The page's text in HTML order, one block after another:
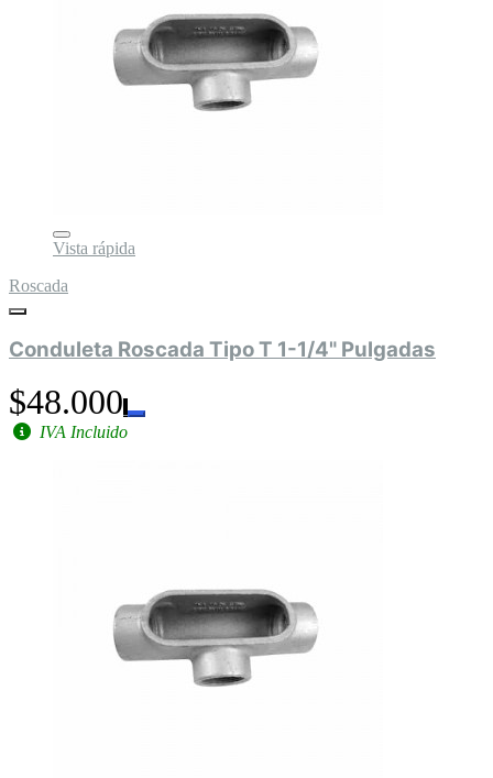
Vista rápida
Roscada
Conduleta Roscada Tipo T 1-1/4" Pulgadas
$48.000
IVA Incluido